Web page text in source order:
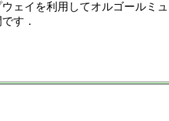
ェイを利用してオルゴールミュ
す．